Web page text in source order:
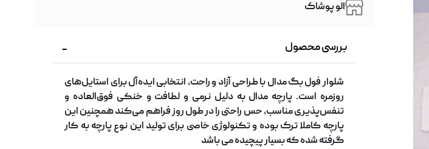
الو پوشاک
بررسی محصول
شلوار فول بگ مدال با طراحی آزاد و راحت، انتخابی ایدهآل برای استایلهای
روزمره است. پارچه مدال به دلیل نرمی و لطافت و خنکی فوقالعاده و
تنفسپذیری مناسب، حس راحتی را در طول روز فراهم میکند همچنین این
پارچه کاملا ترک بوده و تکنولوژی خاصی برای تولید این نوع پارچه به کار
گرفته شده که بسیار پیچیده می باشد